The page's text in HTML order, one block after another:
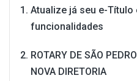
Atualize já seu e-Título
funcionalidades
ROTARY DE SÃO
NOVA DIRETORIA